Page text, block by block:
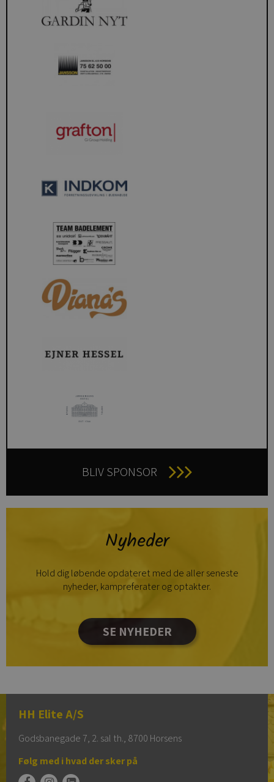
BLIV SPONSOR
Nyheder
Hold dig løbende opdateret med de aller seneste
nyheder, kampreferater og optakter.
SE NYHEDER
HH Elite A/S
Godsbanegade 7, 2. sal th., 8700 Horsens
Følg med i hvad der sker på